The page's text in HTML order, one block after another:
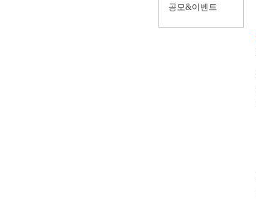
공모&이벤트